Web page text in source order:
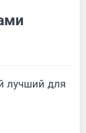
лучший для